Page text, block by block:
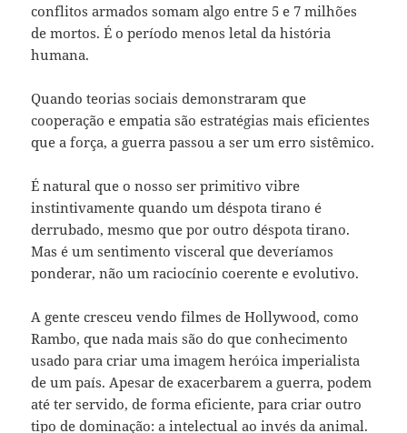
conflitos armados somam algo entre 5 e 7 milhões
de mortos. É o período menos letal da história
humana.
Quando teorias sociais demonstraram que
cooperação e empatia são estratégias mais eficientes
que a força, a guerra passou a ser um erro sistêmico.
É natural que o nosso ser primitivo vibre
instintivamente quando um déspota tirano é
derrubado, mesmo que por outro déspota tirano.
Mas é um sentimento visceral que deveríamos
ponderar, não um raciocínio coerente e evolutivo.
A gente cresceu vendo filmes de Hollywood, como
Rambo, que nada mais são do que conhecimento
usado para criar uma imagem heróica imperialista
de um país. Apesar de exacerbarem a guerra, podem
até ter servido, de forma eficiente, para criar outro
tipo de dominação: a intelectual ao invés da animal.